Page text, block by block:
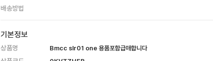
배송방법
기본정보
상품명 Bmcc slr01 one 용품포함급매합니다